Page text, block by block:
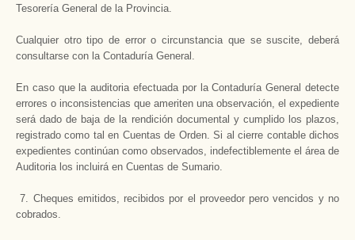
Tesorería General de la Provincia.
Cualquier otro tipo de error o circunstancia que se suscite, deberá
consultarse con la Contaduría General.
En caso que la auditoria efectuada por la Contaduría General detecte
errores o inconsistencias que ameriten una observación, el expediente
será dado de baja de la rendición documental y cumplido los plazos,
registrado como tal en Cuentas de Orden. Si al cierre contable dichos
expedientes continúan como observados, indefectiblemente el área de
Auditoria los incluirá en Cuentas de Sumario.
7. Cheques emitidos, recibidos por el proveedor pero vencidos y no
cobrados.